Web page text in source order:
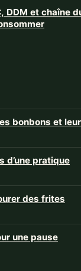
DDM et chaîne
bonbons et leur
d’une pratique
des frites
une pause